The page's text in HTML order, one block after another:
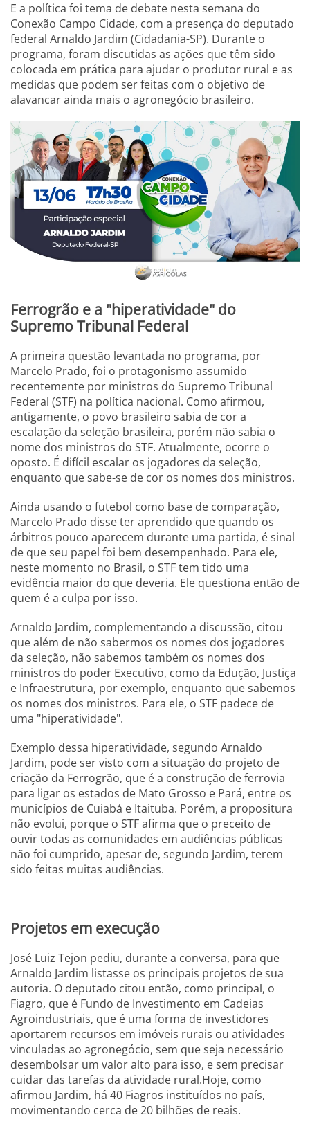
E a política foi tema de debate nesta semana do
Conexão Campo Cidade, com a presença do deputado
federal Arnaldo Jardim (Cidadania-SP). Durante o
programa, foram discutidas as ações que têm sido
colocada em prática para ajudar o produtor rural e as
medidas que podem ser feitas com o objetivo de
alavancar ainda mais o agronegócio brasileiro.
Ferrogrão e a "hiperatividade" do
Supremo Tribunal Federal
A primeira questão levantada no programa, por
Marcelo Prado, foi o protagonismo assumido
recentemente por ministros do Supremo Tribunal
Federal (STF) na política nacional. Como afirmou,
antigamente, o povo brasileiro sabia de cor a
escalação da seleção brasileira, porém não sabia o
nome dos ministros do STF. Atualmente, ocorre o
oposto. É difícil escalar os jogadores da seleção,
enquanto que sabe-se de cor os nomes dos ministros.
Ainda usando o futebol como base de comparação,
Marcelo Prado disse ter aprendido que quando os
árbitros pouco aparecem durante uma partida, é sinal
de que seu papel foi bem desempenhado. Para ele,
neste momento no Brasil, o STF tem tido uma
evidência maior do que deveria. Ele questiona então de
quem é a culpa por isso.
Arnaldo Jardim, complementando a discussão, citou
que além de não sabermos os nomes dos jogadores
da seleção, não sabemos também os nomes dos
ministros do poder Executivo, como da Edução, Justiça
e Infraestrutura, por exemplo, enquanto que sabemos
os nomes dos ministros. Para ele, o STF padece de
uma "hiperatividade".
Exemplo dessa hiperatividade, segundo Arnaldo
Jardim, pode ser visto com a situação do projeto de
criação da Ferrogrão, que é a construção de ferrovia
para ligar os estados de Mato Grosso e Pará, entre os
municípios de Cuiabá e Itaituba. Porém, a propositura
não evolui, porque o STF afirma que o preceito de
ouvir todas as comunidades em audiências públicas
não foi cumprido, apesar de, segundo Jardim, terem
sido feitas muitas audiências.
Projetos em execução
José Luiz Tejon pediu, durante a conversa, para que
Arnaldo Jardim listasse os principais projetos de sua
autoria. O deputado citou então, como principal, o
Fiagro, que é Fundo de Investimento em Cadeias
Agroindustriais, que é uma forma de investidores
aportarem recursos em imóveis rurais ou atividades
vinculadas ao agronegócio, sem que seja necessário
desembolsar um valor alto para isso, e sem precisar
cuidar das tarefas da atividade rural.Hoje, como
afirmou Jardim, há 40 Fiagros instituídos no país,
movimentando cerca de 20 bilhões de reais.